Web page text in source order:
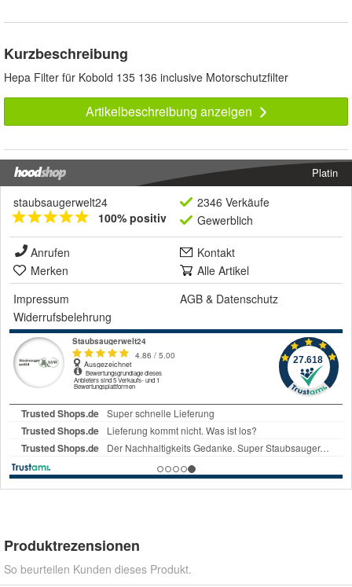
Kurzbeschreibung
Hepa Filter für Kobold 135 136 inclusive Motorschutzfilter
Artikelbeschreibung anzeigen
Platin
staubsaugerwelt24
100% positiv
2346 Verkäufe
Gewerblich
Anrufen
Kontakt
Merken
Alle Artikel
Impressum
AGB & Datenschutz
Widerrufsbelehrung
Produktrezensionen
So beurteilen Kunden dieses Produkt.